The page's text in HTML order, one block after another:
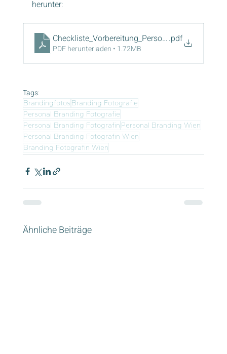
herunter:
.pdf
PDF herunterladen • 1.72MB
Tags:
Brandingfotos Branding Fotografie
Personal Branding Fotografie
Personal Branding Fotografin Personal Branding Wien
Personal Branding Fotografin Wien
Branding Fotografin Wien
Ähnliche Beiträge